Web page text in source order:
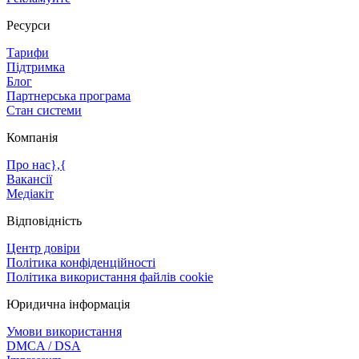
Ресурси
Тарифи
Підтримка
Блог
Партнерська програма
Стан системи
Компанія
Про нас},{
Вакансії
Медіакіт
Відповідність
Центр довіри
Політика конфіденційності
Політика використання файлів cookie
Юридична інформація
Умови використання
DMCA / DSA